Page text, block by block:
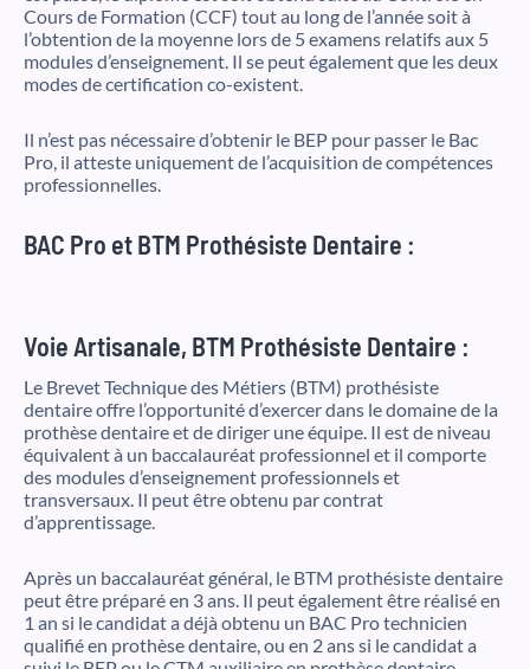
Cours de Formation (CCF) tout au long de l’année soit à
l’obtention de la moyenne lors de 5 examens relatifs aux 5
modules d’enseignement. Il se peut également que les deux
modes de certification co-existent.
Il n’est pas nécessaire d’obtenir le BEP pour passer le Bac
Pro, il atteste uniquement de l’acquisition de compétences
professionnelles.
BAC Pro et BTM Prothésiste Dentaire :
Voie Artisanale, BTM Prothésiste Dentaire :
Le Brevet Technique des Métiers (BTM) prothésiste
dentaire offre l’opportunité d’exercer dans le domaine de la
prothèse dentaire et de diriger une équipe. Il est de niveau
équivalent à un baccalauréat professionnel et il comporte
des modules d’enseignement professionnels et
transversaux. Il peut être obtenu par contrat
d’apprentissage.
Après un baccalauréat général, le BTM prothésiste dentaire
peut être préparé en 3 ans. Il peut également être réalisé en
1 an si le candidat a déjà obtenu un BAC Pro technicien
qualifié en prothèse dentaire, ou en 2 ans si le candidat a